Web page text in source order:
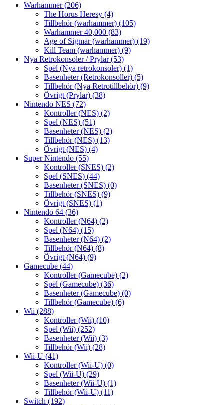
Warhammer(206)
The Horus Heresy (4)
Tillbehör (warhammer) (105)
Warhammer 40,000 (83)
Age of Sigmar (warhammer) (19)
Kill Team (warhammer) (9)
Nya Retrokonsoler / Prylar(53)
Spel (Nya retrokonsoler) (1)
Basenheter (Retrokonsoller) (5)
Tillbehör (Nya Retrotillbehör) (9)
Övrigt (Prylar) (38)
Nintendo NES (72)
Kontroller (NES) (2)
Spel (NES) (51)
Basenheter (NES) (2)
Tillbehör (NES) (13)
Övrigt (NES) (4)
Super Nintendo (55)
Kontroller (SNES) (2)
Spel (SNES) (44)
Basenheter (SNES) (0)
Tillbehör (SNES) (9)
Övrigt (SNES) (1)
Nintendo 64 (36)
Kontroller (N64) (2)
Spel (N64) (15)
Basenheter (N64) (2)
Tillbehör (N64) (8)
Övrigt (N64) (9)
Gamecube (44)
Kontroller (Gamecube) (2)
Spel (Gamecube) (36)
Basenheter (Gamecube) (0)
Tillbehör (Gamecube) (6)
Wii (288)
Kontroller (Wii) (10)
Spel (Wii) (252)
Basenheter (Wii) (3)
Tillbehör (Wii) (28)
Wii-U (41)
Kontroller (Wii-U) (0)
Spel (Wii-U) (29)
Basenheter (Wii-U) (1)
Tillbehör (Wii-U) (11)
Switch (192)